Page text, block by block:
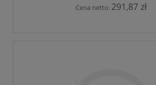
Cena netto: 291,87 zł